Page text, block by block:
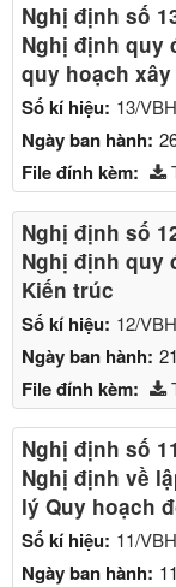
Nghị định số
Nghị định quy
quy hoạch
Số kí hiệu: 13/
Ngày ban hành:
File đính kèm:
Nghị định số
Nghị định quy
Kiến trúc
Số kí hiệu: 12/
Ngày ban hành:
File đính kèm:
Nghị định số
Nghị định về
lý Quy hoạch
Số kí hiệu: 11/
Ngày ban hành: